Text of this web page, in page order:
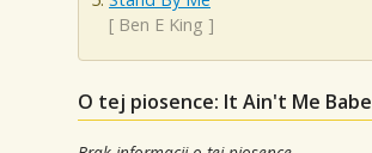
[ Ben E King ]
O tej piosence: It Ain't Me Babe